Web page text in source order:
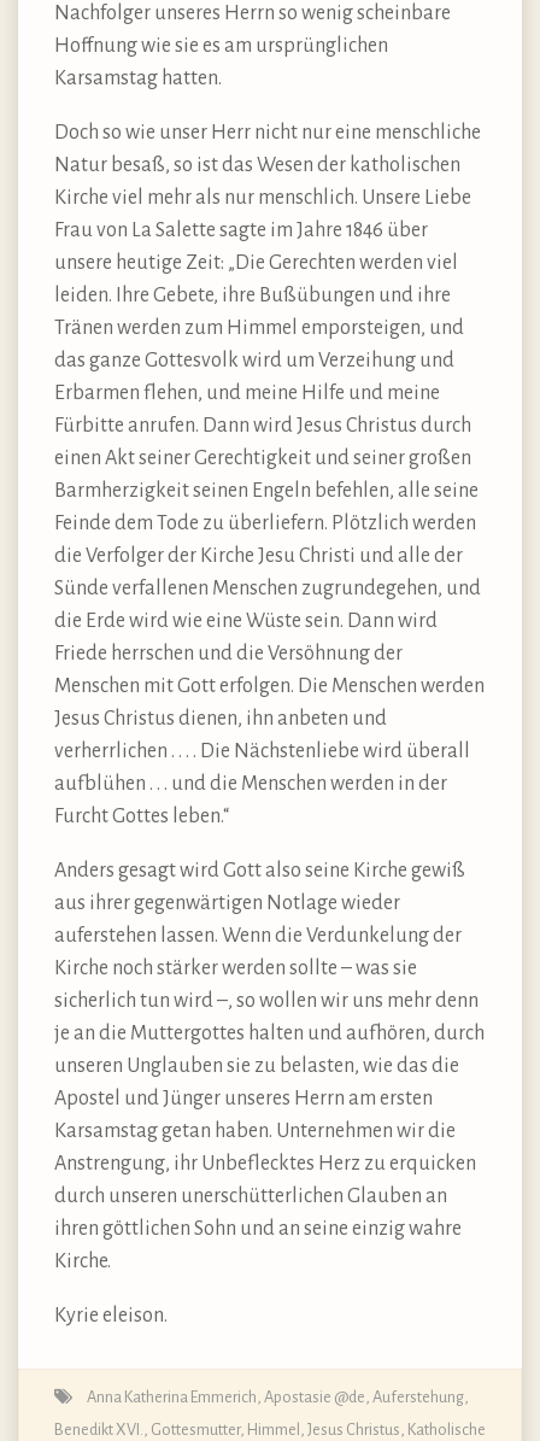
Nachfolger unseres Herrn so wenig scheinbare
Hoffnung wie sie es am ursprünglichen
Karsamstag hatten.
Doch so wie unser Herr nicht nur eine menschliche
Natur besaß, so ist das Wesen der katholischen
Kirche viel mehr als nur menschlich. Unsere Liebe
Frau von La Salette sagte im Jahre 1846 über
unsere heutige Zeit: „Die Gerechten werden viel
leiden. Ihre Gebete, ihre Bußübungen und ihre
Tränen werden zum Himmel emporsteigen, und
das ganze Gottesvolk wird um Verzeihung und
Erbarmen flehen, und meine Hilfe und meine
Fürbitte anrufen. Dann wird Jesus Christus durch
einen Akt seiner Gerechtigkeit und seiner großen
Barmherzigkeit seinen Engeln befehlen, alle seine
Feinde dem Tode zu überliefern. Plötzlich werden
die Verfolger der Kirche Jesu Christi und alle der
Sünde verfallenen Menschen zugrundegehen, und
die Erde wird wie eine Wüste sein. Dann wird
Friede herrschen und die Versöhnung der
Menschen mit Gott erfolgen. Die Menschen werden
Jesus Christus dienen, ihn anbeten und
verherrlichen . . . . Die Nächstenliebe wird überall
aufblühen . . . und die Menschen werden in der
Furcht Gottes leben.“
Anders gesagt wird Gott also seine Kirche gewiß
aus ihrer gegenwärtigen Notlage wieder
auferstehen lassen. Wenn die Verdunkelung der
Kirche noch stärker werden sollte – was sie
sicherlich tun wird –, so wollen wir uns mehr denn
je an die Muttergottes halten und aufhören, durch
unseren Unglauben sie zu belasten, wie das die
Apostel und Jünger unseres Herrn am ersten
Karsamstag getan haben. Unternehmen wir die
Anstrengung, ihr Unbeflecktes Herz zu erquicken
durch unseren unerschütterlichen Glauben an
ihren göttlichen Sohn und an seine einzig wahre
Kirche.
Kyrie eleison.
Anna Katherina Emmerich, Apostasie @de, Auferstehung,
Benedikt XVI., Gottesmutter, Himmel , Jesus Christus, Katholische